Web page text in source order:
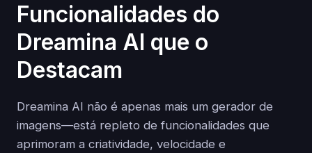
Funcionalidades do
Dreamina AI que o
Destacam
Dreamina AI não é apenas mais um gerador de
imagens—está repleto de funcionalidades que
aprimoram a criatividade, velocidade e